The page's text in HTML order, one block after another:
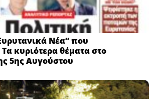
Νέα” που
κυριότερα θέματα στο
5ης Αυγούστου